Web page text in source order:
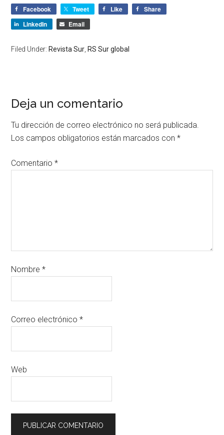
Facebook Tweet Like
Share
LinkedIn
Email
Filed Under: Revista Sur, RS Sur global
Deja un comentario
Tu dirección de correo electrónico no será publicada.
Los campos obligatorios están marcados con*
Comentario*
Nombre*
Correo electrónico*
Web